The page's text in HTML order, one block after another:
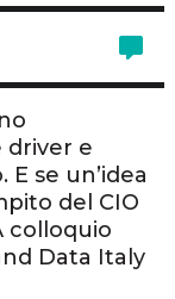
driver e
se un’idea
del CIO
colloquio
Data Italy